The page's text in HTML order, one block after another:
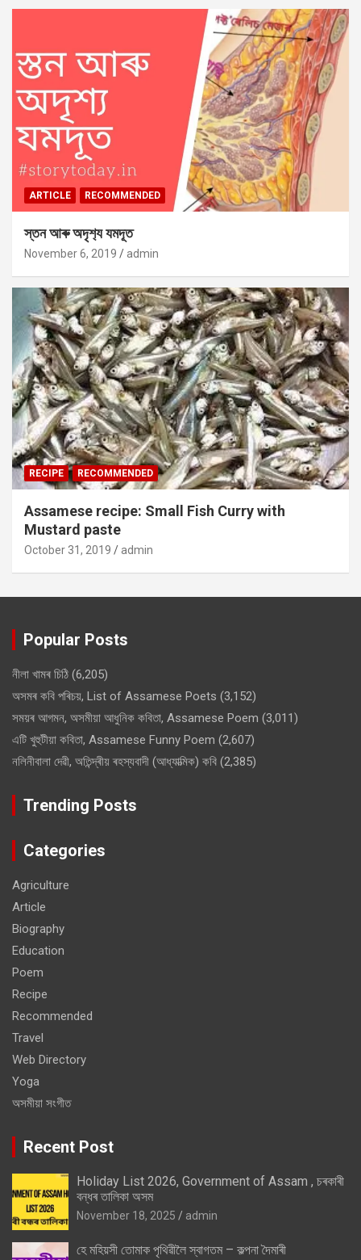
ARTICLE RECOMMENDED
স্তন আৰু অদৃশ‍্য যমদূত
November 6, 2019 admin
RECIPE RECOMMENDED
Assamese recipe: Small Fish Curry with
Mustard paste
October 31, 2019 admin
Popular Posts
নীলা খামৰ চিঠি (6,205)
অসমৰ কবি পৰিচয়, List of Assamese Poets (3,152)
সময়ৰ আগমন, অসমীয়া আধুনিক কবিতা, Assamese Poem (3,011)
এটি খুহুটীয়া কবিতা, Assamese Funny Poem (2,607)
নলিনীবালা দেৱী, অতিন্দ্ৰীয় ৰহস্যবাদী (আধ্যাত্মিক) কবি (2,385)
Trending Posts
Categories
Agriculture
Article
Biography
Education
Poem
Recipe
Recommended
Travel
Web Directory
Yoga
অসমীয়া সংগীত
Recent Post
Holiday List 2026, Government of Assam , চৰকাৰী
বন্ধৰ তালিকা অসম
November 18, 2025 admin
হে মহিয়সী তোমাক পৃথিৱীলৈ স্বাগতম – কল্পনা দৈমাৰী